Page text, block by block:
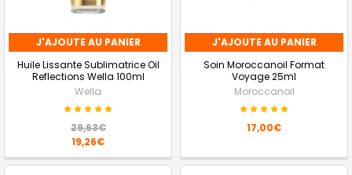
J'AJOUTE AU PANIER
Huile Lissante Sublimatrice Oil
Reflections Wella 100ml
Wella
29,63€
19,26€
J'AJOUTE AU PANIER
Soin Moroccanoil Format
Voyage 25ml
Moroccanoil
17,00€